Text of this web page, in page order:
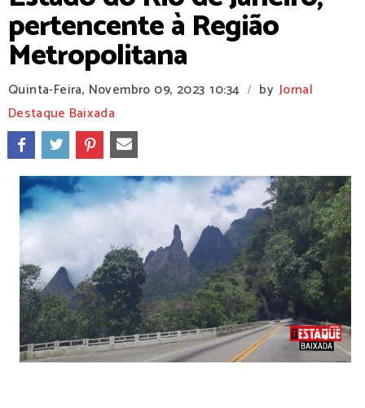
pertencente à Região
Metropolitana
Quinta-Feira, Novembro 09, 2023 10:34 / by Jornal
Destaque Baixada